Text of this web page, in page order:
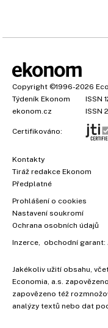
Copyright ©1996-2026
Týdeník Ekonom
ISSN
ekonom.cz
ISSN
Certifikováno:
Kontakty
Tiráž redakce Ekonom
Předplatné
Prohlášení o cookies
Nastavení soukromí
Ochrana osobních údajů
Inzerce , obchodní garant:
Jakékoliv užití obsahu,
Economia, a.s.
zapovězeno též
analýzy textů nebo dat